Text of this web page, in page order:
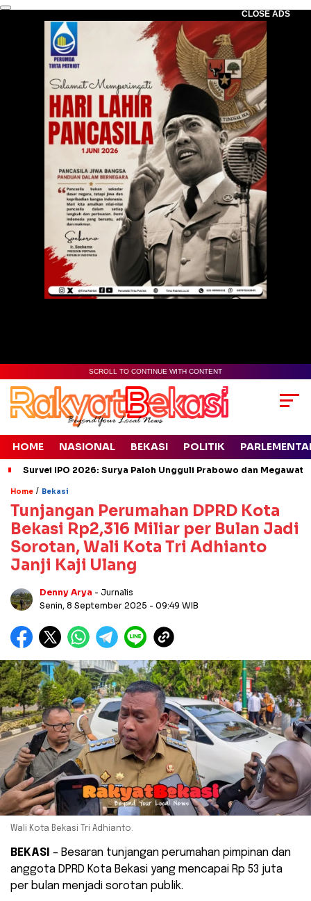
CLOSE ADS
SCROLL TO CONTINUE WITH CONTENT
HOME NASIONAL BEKASI POLITIK
Survei IPO 2026: Surya Paloh Ungguli Prabowo dan Megawati
Home / Bekasi
Tunjangan Perumahan DPRD Kota
Bekasi Rp2,316 Miliar per Bulan Jadi
Sorotan, Wali Kota Tri Adhianto
Janji Kaji Ulang
Denny Arya - Jurnalis
Senin, 8 September 2025 - 09:49 WIB
Wali Kota Bekasi Tri Adhianto.
BEKASI – Besaran tunjangan perumahan pimpinan dan
anggota DPRD Kota Bekasi yang mencapai Rp 53 juta
per bulan menjadi sorotan publik.